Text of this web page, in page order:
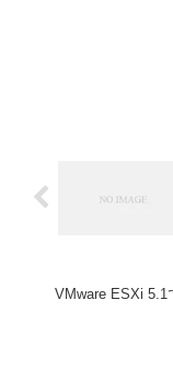
VMware ESXi 5.1